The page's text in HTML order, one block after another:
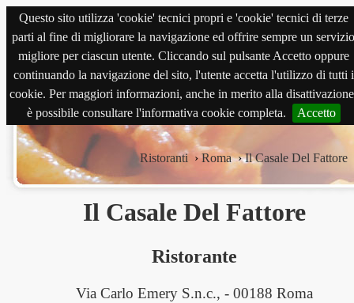
Questo sito utilizza 'cookie' tecnici propri e 'cookie' tecnici di terze
parti al fine di migliorare la navigazione ed offrire sempre un servizio
migliore per ciascun utente. Cliccando sul pulsante Accetto oppure
continuando la navigazione del sito, l'utente accetta l'utilizzo di tutti i
cookie. Per maggiori informazioni, anche in merito alla
è possibile consultare l'informativa cookie completa.
Accetto
magnabene.com
Ristoranti ›Roma ›Il Casale Del Fattore
Il Casale Del Fattore
Ristorante
Via Carlo Emery S.n.c., - 00188 Roma